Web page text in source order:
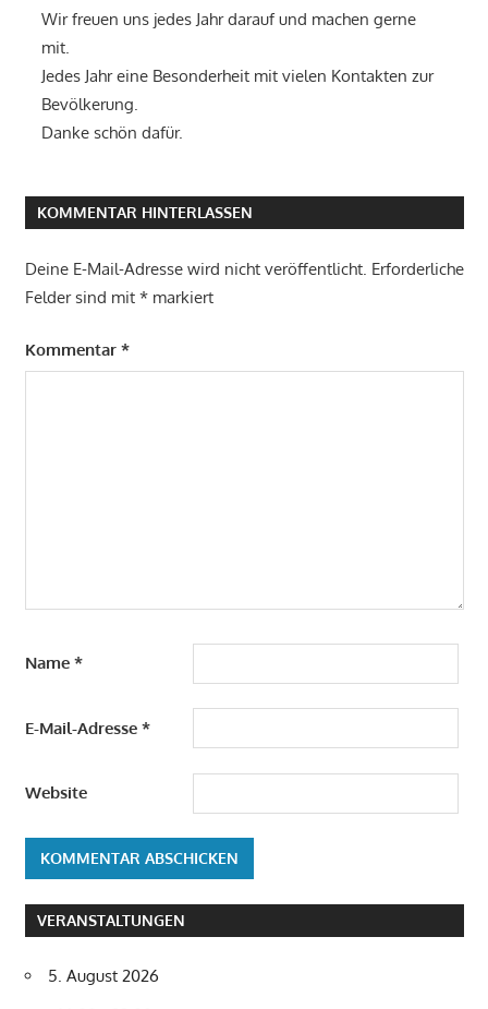
Wir freuen uns jedes Jahr darauf und machen gerne
mit.
Jedes Jahr eine Besonderheit mit vielen Kontakten zur
Bevölkerung.
Danke schön dafür.
KOMMENTAR HINTERLASSEN
Deine E-Mail-Adresse wird nicht veröffentlicht. Erforderliche
Felder sind mit *markiert
Kommentar *
Name *
E-Mail-Adresse *
Website
VERANSTALTUNGEN
5. August 2026